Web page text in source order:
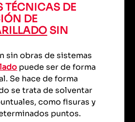
TÉCNICAS DE
DE
SIN
sin obras de sistemas
puede ser de forma
Se hace de forma
se trata de solventar
como fisuras y
puntos.